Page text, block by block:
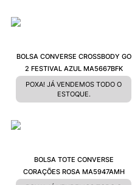
BOLSA CONVERSE CROSSBODY GO
2 FESTIVAL AZUL MA5667BFK
POXA! JÁ VENDEMOS TODO O
ESTOQUE.
BOLSA TOTE CONVERSE
CORAÇÕES ROSA MA5947AMH